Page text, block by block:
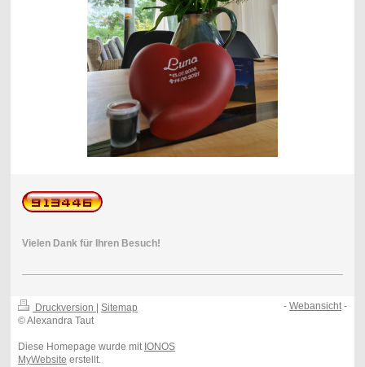
Vielen Dank für Ihren Besuch!
Druckversion
Sitemap
© Alexandra Taut
Diese Homepage wurde mit IONOS
MyWebsite erstellt.
-Webansicht-